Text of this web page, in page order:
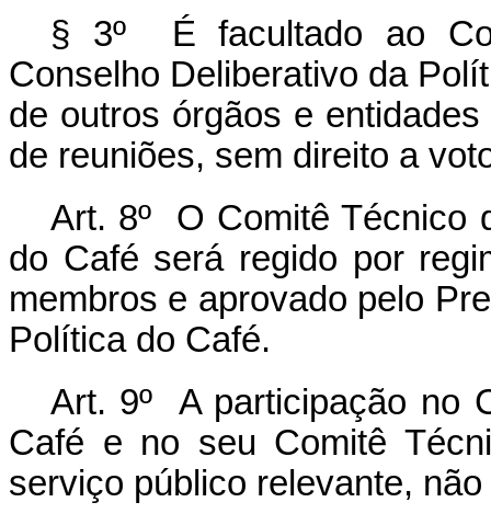
§ 3º É facultado ao
Conselho Deliberativo da
de outros órgãos e
de reuniões, sem direito a
Art. 8º O Comitê Técnico
do Café será regido por
membros e aprovado pelo
Política do Café.
Art. 9º A participação no
Café e no seu Comitê
serviço público relevante,